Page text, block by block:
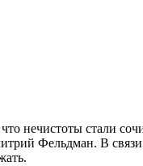
нечистоты стали
Фельдман. В